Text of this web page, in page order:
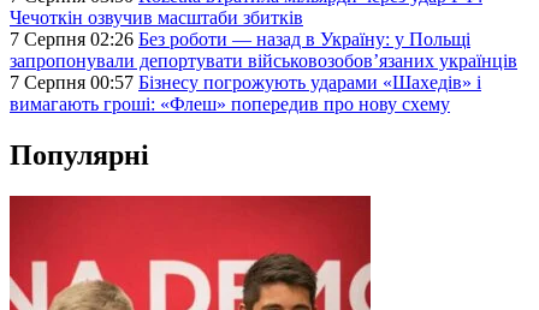
Чечоткін озвучив масштаби збитків
7 Серпня 02:26 Без роботи — назад в Україну: у Польщі
запропонували депортувати військовозобов’язаних українців
7 Серпня 00:57 Бізнесу погрожують ударами «Шахедів» і
вимагають гроші: «Флеш» попередив про нову схему
Популярні